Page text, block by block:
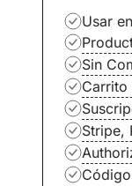
Usar
Sin
Carrito
Stripe,